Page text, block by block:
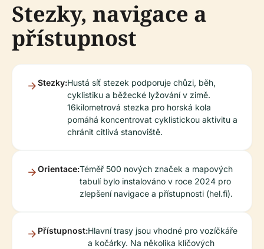
Stezky, navigace a
přístupnost
Stezky:Hustá síť stezek podporuje chůzi, běh,
cyklistiku a běžecké lyžování v zimě.
16kilometrová stezka pro horská kola
pomáhá koncentrovat cyklistickou aktivitu a
chránit citlivá stanoviště.
Orientace:Téměř 500 nových značek a mapových
tabulí bylo instalováno v roce 2024 pro
zlepšení navigace a přístupnosti (hel.fi).
Přístupnost:Hlavní trasy jsou vhodné pro vozíčkáře
a kočárky. Na několika klíčových